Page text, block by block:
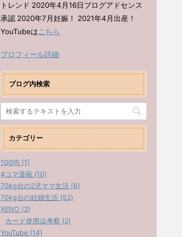
トレンド 2020年4月16日ブログアドセンス
承認 2020年7月妊娠！ 2021年4月出産！
YouTubeはこちら
プロフィール詳細
ブログ内検索
カテゴリー
100均 (1)
4コマ漫画 (10)
70kg台の2児ママ生活 (8)
70kg台の妊婦生活 (52)
XENO (2)
カード使用法考察 (2)
YouTube (14)